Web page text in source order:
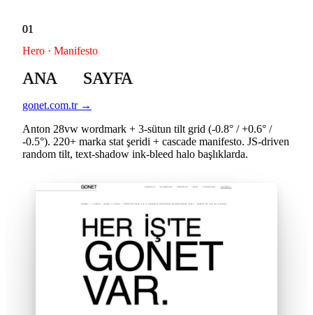
01
Hero · Manifesto
ANA SAYFA
gonet.com.tr →
Anton 28vw wordmark + 3-sütun tilt grid (-0.8° / +0.6° /
-0.5°). 220+ marka stat şeridi + cascade manifesto. JS-driven
random tilt, text-shadow ink-bleed halo başlıklarda.